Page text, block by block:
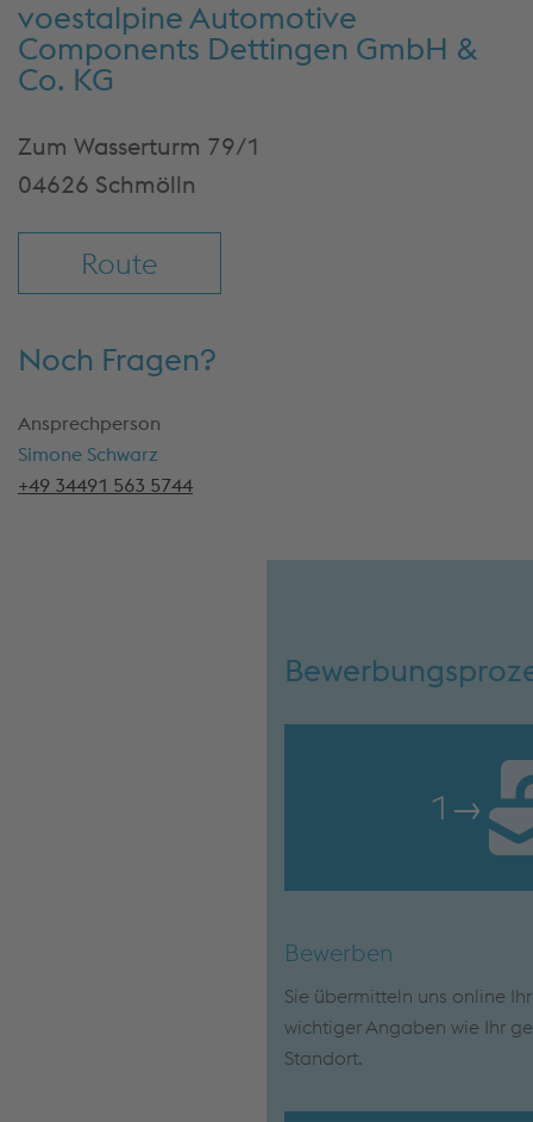
&
voestalpine Automotive
Components Dettingen GmbH &
Co. KG
Zum Wasserturm 79/1
04626 Schmölln
Route
Noch Fragen?
Ansprechperson
Simone Schwarz
+49 34491 563 5744
1 →
Bewerben
Sie übermitteln uns online
wichtiger Angaben wie Ihr
Standort.